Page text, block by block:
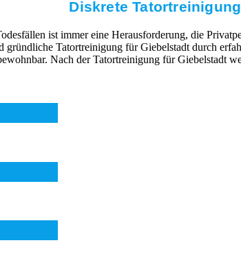
Diskrete
ist immer eine Herausforderung, die
Tatortreinigung für Giebelstadt durch
Nach der Tatortreinigung für Giebelstadt